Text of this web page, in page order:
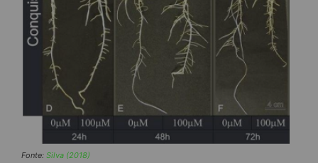
Fonte: Silva (2018)